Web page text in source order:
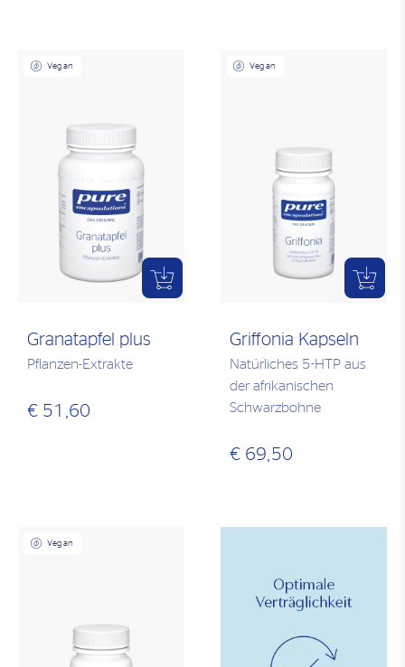
Vegan
Granatapfel plus
Pflanzen-Extrakte
€ 51,60
Vegan
Griffonia Kapseln
Natürliches 5-HTP aus
der afrikanischen
Schwarzbohne
€ 69,50
Vegan